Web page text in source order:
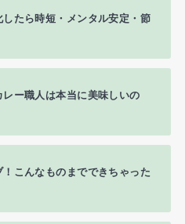
したら時短・メンタル安定・節
レー職人は本当に美味しいの
こんなものまでできちゃった